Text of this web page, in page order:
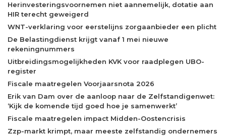
Herinvesteringsvoornemen niet aannemelijk, dotatie aan
HIR terecht geweigerd
WNT-verklaring voor eerstelijns zorgaanbieder een plicht
De Belastingdienst krijgt vanaf 1 mei nieuwe
rekeningnummers
Uitbreidingsmogelijkheden KVK voor raadplegen UBO-
register
Fiscale maatregelen Voorjaarsnota 2026
Erik van Dam over de aanloop naar de Zelfstandigenwet:
‘Kijk de komende tijd goed hoe je samenwerkt’
Fiscale maatregelen impact Midden-Oostencrisis
Zzp-markt krimpt, maar meeste zelfstandig ondernemers